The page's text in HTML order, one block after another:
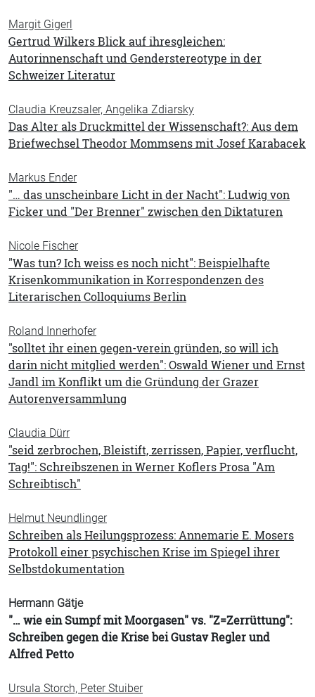
Margit Gigerl
Gertrud Wilkers Blick auf ihresgleichen:
Autorinnenschaft und Genderstereotype in der
Schweizer Literatur
Claudia Kreuzsaler, Angelika Zdiarsky
Das Alter als Druckmittel der Wissenschaft?: Aus dem
Briefwechsel Theodor Mommsens mit Josef Karabacek
Markus Ender
"… das unscheinbare Licht in der Nacht": Ludwig von
Ficker und "Der Brenner" zwischen den Diktaturen
Nicole Fischer
"Was tun? Ich weiss es noch nicht": Beispielhafte
Krisenkommunikation in Korrespondenzen des
Literarischen Colloquiums Berlin
Roland Innerhofer
"solltet ihr einen gegen-verein gründen, so will ich
darin nicht mitglied werden": Oswald Wiener und Ernst
Jandl im Konflikt um die Gründung der Grazer
Autorenversammlung
Claudia Dürr
"seid zerbrochen, Bleistift, zerrissen, Papier, verflucht,
Tag!": Schreibszenen in Werner Koflers Prosa "Am
Schreibtisch"
Helmut Neundlinger
Schreiben als Heilungsprozess: Annemarie E. Mosers
Protokoll einer psychischen Krise im Spiegel ihrer
Selbstdokumentation
Hermann Gätje
"… wie ein Sumpf mit Moorgasen" vs. "Z=Zerrüttung":
Schreiben gegen die Krise bei Gustav Regler und
Alfred Petto
Ursula Storch, Peter Stuiber